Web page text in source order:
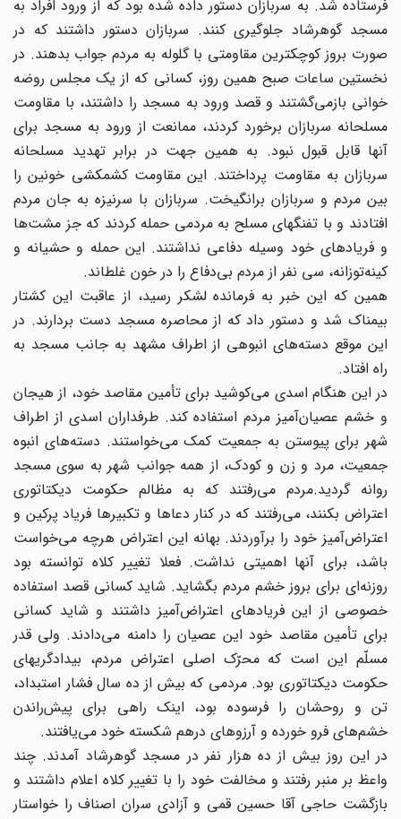
فرستاده شد. به سربازان دستور داده شده بود که از ورود افراد به
مسجد گوهرشاد جلوگیری کنند. سربازان دستور داشتند که در
صورت بروز کوچکترین مقاومتی با گلوله به مردم جواب بدهند. در
نخستین ساعات صبح همین روز، کسانی که از یک مجلس روضه
خوانی بازمی‌گشتند و قصد ورود به مسجد را داشتند، با مقاومت
مسلحانه سربازان برخورد کردند، ممانعت از ورود به مسجد برای
آنها قابل قبول نبود. به همین جهت در برابر تهدید مسلحانه
سربازان به مقاومت پرداختند. این مقاومت کشمکشی خونین را
بین مردم و سربازان برانگیخت. سربازان با سرنیزه به جان مردم
افتادند و با تفنگهای مسلح به مردمی حمله کردند که جز مشت‌ها
و فریادهای خود وسیله دفاعی نداشتند. این حمله و حشیانه و
کینه‌توزانه، سی نفر از مردم بی‌دفاع را در خون غلطاند.
همین که این خبر به فرمانده لشکر رسید، از عاقبت این کشتار
بیمناک شد و دستور داد که از محاصره مسجد دست بردارند. در
این موقع دسته‌های انبوهی از اطراف مشهد به جانب مسجد به
راه افتاد.
در این هنگام اسدی می‌کوشید برای تأمین مقاصد خود، از هیجان
و خشم عصیان‌‌آمیز مردم استفاده کند. طرفداران اسدی از اطراف
شهر برای پیوستن به جمعیت کمک می‌خواستند. دسته‌های انبوه
جمعیت، مرد و زن و کودک، از همه جوانب شهر به سوی مسجد
روانه گردید.مردم می‌رفتند که به مظالم حکومت دیکتاتوری
اعتراض بکنند، می‌رفتند که در کنار دعاها و تکبیرها فریاد پرکین و
اعتراض‌آمیز خود را برآوردند. بهانه این اعتراض هرچه می‌خواست
باشد، برای آنها اهمیتی نداشت. فعلا تغییر کلاه توانسته بود
روزنه‌ای برای بروز خشم مردم بگشاید. شاید کسانی قصد استفاده
خصوصی از این فریادهای اعتراض‌آمیز داشتند و شاید کسانی
برای تأمین مقاصد خود این عصیان را دامنه می‌دادند. ولی قدر
مسلّم این است که محرّک اصلی اعتراض مردم، بیدادگریهای
حکومت دیکتاتوری بود. مردمی که بیش از ده سال فشار استبداد،
تن و روحشان را فرسوده بود، اینک راهی برای پیش‌راندن
خشم‌های فرو خورده و آرزوهای درهم شکسته خود می‌یافتند.
در این روز بیش از ده هزار نفر در مسجد گوهرشاد آمدند. چند
واعظ بر منبر رفتند و مخالفت خود را با تغییر کلاه اعلام داشتند و
بازگشت حاجی آقا حسین قمی و آزادی سران اصناف را خواستار